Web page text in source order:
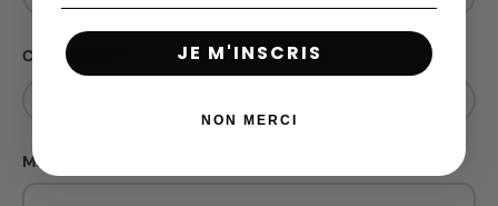
Code postal
Message
JE M'INSCRIS
NON MERCI